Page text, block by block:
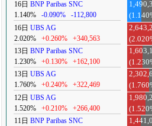
16日 BNP Paribas SNC
1.140%
-0.090% -112,800
16日 UBS AG
2.020%
+0.260% +340,563
13日 BNP Paribas SNC
1.230%
+0.130% +162,100
13日 UBS AG
1.760%
+0.240% +322,469
12日 UBS AG
1.520%
+0.210% +266,400
11日 BNP Paribas SNC